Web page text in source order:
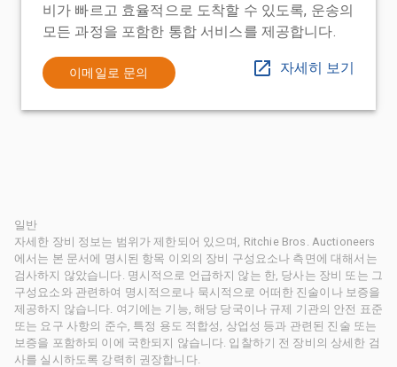
비가 빠르고 효율적으로 도착할 수 있도록, 운송의
모든 과정을 포함한 통합 서비스를 제공합니다.
이메일로 문의 자세히 보기
일반
자세한 장비 정보는 범위가 제한되어 있으며, Ritchie Bros. Auctioneers
에서는 본 문서에 명시된 항목 이외의 장비 구성요소나 측면에 대해서는
검사하지 않았습니다. 명시적으로 언급하지 않는 한, 당사는 장비 또는 그
구성요소와 관련하여 명시적으로나 묵시적으로 어떠한 진술이나 보증을
제공하지 않습니다. 여기에는 기능, 해당 당국이나 규제 기관의 안전 표준
또는 요구 사항의 준수, 특정 용도 적합성, 상업성 등과 관련된 진술 또는
보증을 포함하되 이에 국한되지 않습니다. 입찰하기 전 장비의 상세한 검
사를 실시하도록 강력히 권장합니다.